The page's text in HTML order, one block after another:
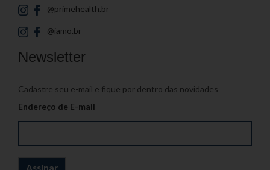
@primehealth.br
@iamo.br
Newsletter
Cadastre seu e-mail e fique por dentro das novidades
Endereço de E-mail